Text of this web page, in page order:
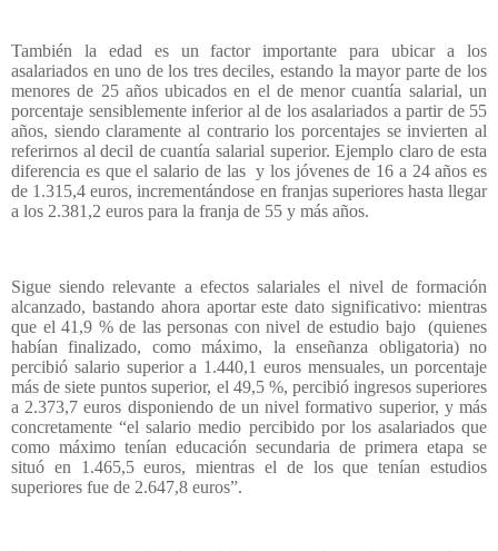
También la edad es un factor importante para ubicar a los
asalariados en uno de los tres deciles, estando la mayor parte de los
menores de 25 años ubicados en el de menor cuantía salarial, un
porcentaje sensiblemente inferior al de los asalariados a partir de 55
años, siendo claramente al contrario los porcentajes se invierten al
referirnos al decil de cuantía salarial superior. Ejemplo claro de esta
diferencia es que el salario de las y los jóvenes de 16 a 24 años es
de 1.315,4 euros, incrementándose en franjas superiores hasta llegar
a los 2.381,2 euros para la franja de 55 y más años.
Sigue siendo relevante a efectos salariales el nivel de formación
alcanzado, bastando ahora aportar este dato significativo: mientras
que el 41,9 % de las personas con nivel de estudio bajo
(quienes
habían finalizado, como máximo, la enseñanza obligatoria) no
percibió salario superior a 1.440,1 euros mensuales, un porcentaje
más de siete puntos superior, el 49,5 %, percibió ingresos superiores
a 2.373,7 euros disponiendo de un nivel formativo superior, y más
concretamente “el salario medio percibido por los asalariados que
como máximo tenían educación secundaria de primera etapa se
situó en 1.465,5 euros, mientras el de los que tenían estudios
superiores fue de 2.647,8 euros”.